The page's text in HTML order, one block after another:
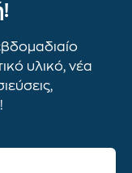
υλικό, νέα